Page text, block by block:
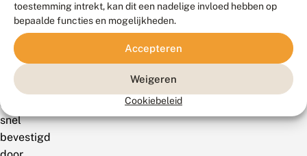
toestemming intrekt, kan dit een nadelige invloed hebben op
bepaalde functies en mogelijkheden.
Accepteren
Weigeren
Cookiebeleid
van
Waarneming.nl
werd
deze
determinatie
al
snel
bevestigd